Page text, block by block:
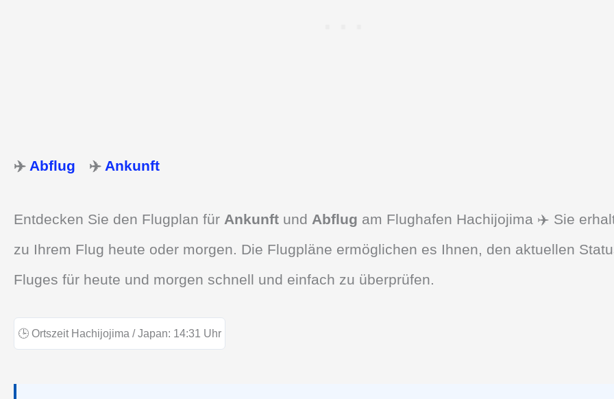
✈️ Abflug ✈️ Ankunft
Entdecken Sie den Flugplan für Ankunft und Abflug am Flughafen Hachijojima ✈️ Sie
zu Ihrem Flug heute oder morgen. Die Flugpläne ermöglichen es Ihnen, den aktuellen
Fluges für heute und morgen schnell und einfach zu überprüfen.
🕒 Ortszeit Hachijojima / Japan: 14:31 Uhr